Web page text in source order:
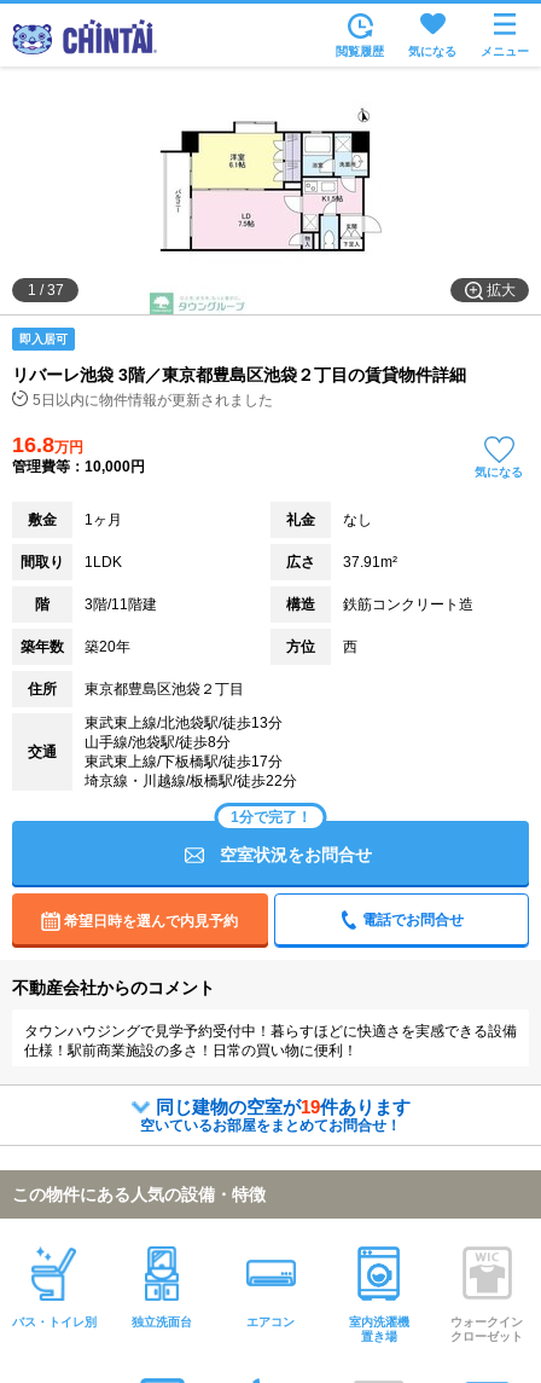
住所から
家賃相場から
通勤通学時間から
物件特集から
閲覧履歴 気になる メニュー
拡大
1 /37
即入居可
リバーレ池袋 3階／東京都豊島区池袋２丁目の賃貸物件詳細
5日以内に物件情報が更新されました
16.8万円
管理費等：10,000円
気になる
敷金 1ヶ月 礼金 なし
間取り 1LDK 広さ 37.91m²
階 3階/11階建 構造 鉄筋コンクリート造
築年数 築20年 方位 西
住所 東京都豊島区池袋２丁目
交通
東武東上線/北池袋駅/徒歩13分
山手線/池袋駅/徒歩8分
東武東上線/下板橋駅/徒歩17分
埼京線・川越線/板橋駅/徒歩22分
1分で完了！
空室状況をお問合せ
希望日時を選んで内見予約 電話でお問合せ
不動産会社からのコメント
タウンハウジングで見学予約受付中！暮らすほどに快適さを実感できる設備
仕様！駅前商業施設の多さ！日常の買い物に便利！
同じ建物の空室が19件あります
空いているお部屋をまとめてお問合せ！
この物件にある人気の設備・特徴
バス・トイレ別 独立洗面台 エアコン
室内洗濯機
置き場
ウォークイン
クローゼット